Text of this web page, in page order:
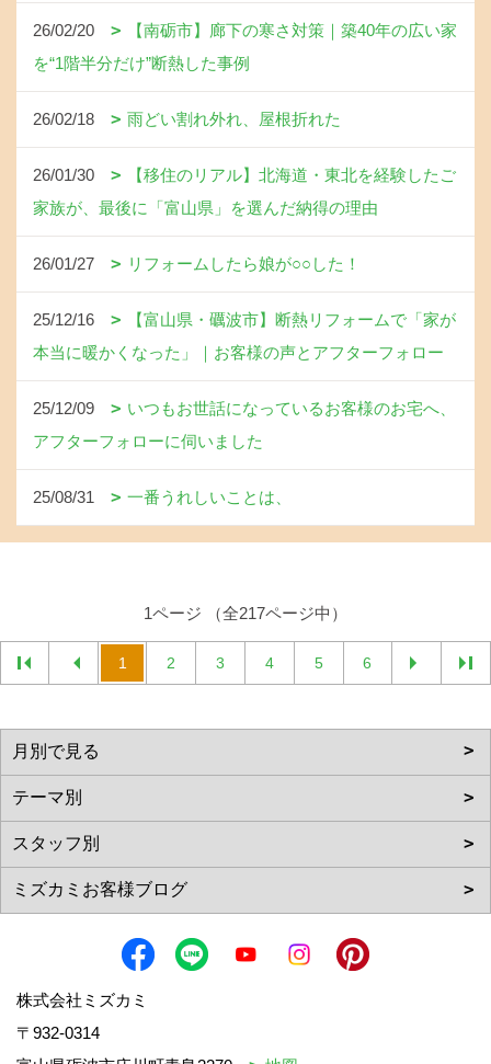
26/02/20
【南砺市】廊下の寒さ対策｜築40年の広い家
を“1階半分だけ”断熱した事例
26/02/18 雨どい割れ外れ、屋根折れた
26/01/30
【移住のリアル】北海道・東北を経験したご
家族が、最後に「富山県」を選んだ納得の理由
26/01/27 リフォームしたら娘が○○した！
25/12/16
【富山県・礪波市】断熱リフォームで「家が
本当に暖かくなった」｜お客様の声とアフターフォロー
25/12/09
いつもお世話になっているお客様のお宅へ、
アフターフォローに伺いました
25/08/31 一番うれしいことは、
1ページ （全217ページ中）
1 2 3 4 5 6
株式会社ミズカミ
〒932-0314